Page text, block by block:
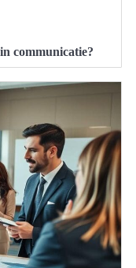
communicatie?